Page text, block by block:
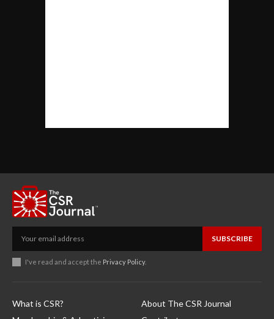
SUBSCRIBE
I've read and accept the Privacy Policy.
What is CSR?
About The CSR Journal